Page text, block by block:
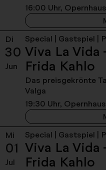
16:00 Uhr,
Di
30
Jun
Special | Gastspiel |
Viva La Vida
Frida Kahlo
Das preisgekrönte
Valga
19:30 Uhr, Opernhaus
Mi
01
Jul
Special | Gastspiel |
Viva La Vida
Frida Kahlo